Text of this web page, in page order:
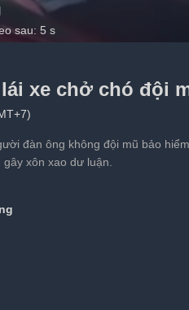
sau: 4s
xe chở chó đội
đàn ông không đội mũ bảo
xôn xao dư luận.